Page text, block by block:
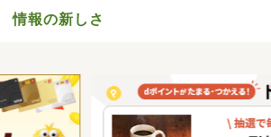
情報の新しさ